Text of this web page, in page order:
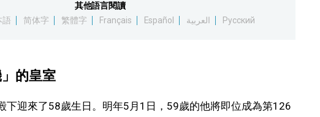
其他語言閱讀
語 简体字 繁體字 Français Español العربية Русский
的皇室
下迎來了58歲生日。明年5月1日，59歲的他將即位成為第126